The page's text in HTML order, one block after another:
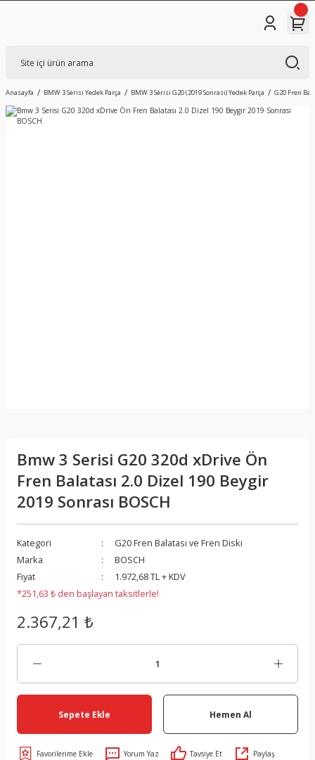
Anasayfa BMW 3 Serisi Yedek Parça BMW 3 Serisi G20 (2019 Sonrası) Yedek Parça G20 Fren
Bmw 3 Serisi G20 320d xDrive Ön
Fren Balatası 2.0 Dizel 190 Beygir
2019 Sonrası BOSCH
Kategori
G20 Fren Balatası ve Fren Diski
Marka
BOSCH
Fiyat
1.972,68 TL + KDV
*251,63 ₺ den başlayan taksitlerle!
2.367,21 ₺
Sepete Ekle Hemen Al
Yorum Yaz Tavsiye Et Paylaş